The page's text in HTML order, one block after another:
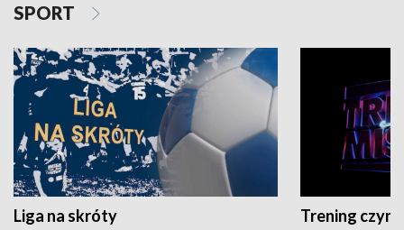
SPORT
Liga na skróty Trening czyni